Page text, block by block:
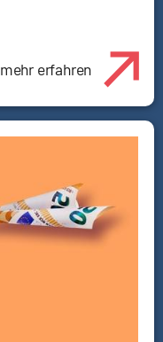
mehr erfahren